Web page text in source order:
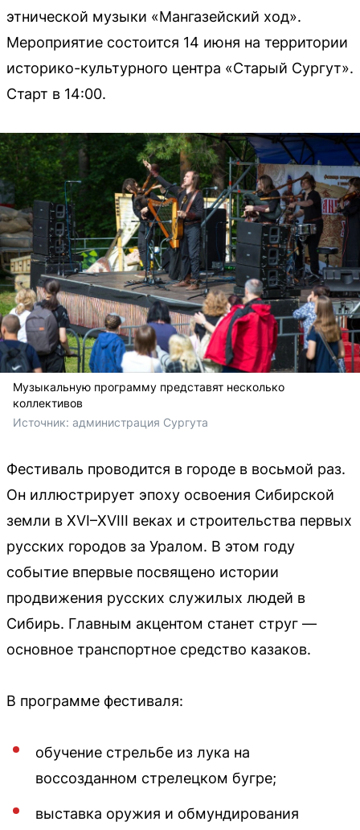
этнической музыки «Мангазейский ход».
Мероприятие состоится 14 июня на территории
историко-культурного центра «Старый Сургут».
Старт в 14:00.
Музыкальную программу представят несколько
коллективов
Источник: администрация Сургута
Фестиваль проводится в городе в восьмой раз.
Он иллюстрирует эпоху освоения Сибирской
земли в XVI–XVIII веках и строительства первых
русских городов за Уралом. В этом году
событие впервые посвящено истории
продвижения русских служилых людей в
Сибирь. Главным акцентом станет струг —
основное транспортное средство казаков.
В программе фестиваля:
обучение стрельбе из лука на
воссозданном стрелецком бугре;
выставка оружия и обмундирования